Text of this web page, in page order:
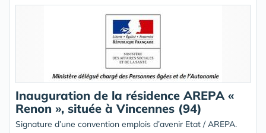
Inauguration de la résidence AREPA «
Renon », située à Vincennes (94)
Signature d’une convention emplois d’avenir Etat / AREPA.